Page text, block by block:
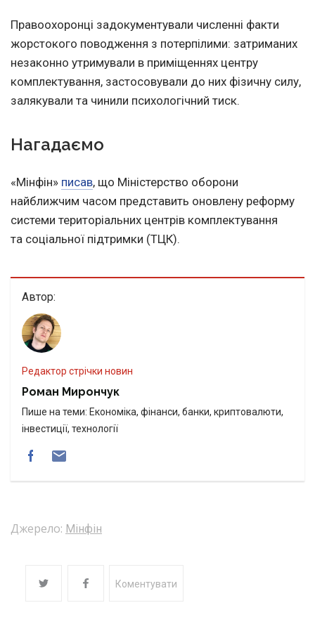
Правоохоронці задокументували численні факти
жорстокого поводження з потерпілими: затриманих
незаконно утримували в приміщеннях центру
комплектування, застосовували до них фізичну силу,
залякували та чинили психологічний тиск.
Нагадаємо
«Мінфін» писав, що Міністерство оборони
найближчим часом представить оновлену реформу
системи територіальних центрів комплектування
та соціальної підтримки (ТЦК).
Автор:
Редактор стрічки новин
Роман Мирончук
Пише на теми: Економіка, фінанси, банки, криптовалюти,
інвестиції, технології
Джерело: Мінфін
Коментувати